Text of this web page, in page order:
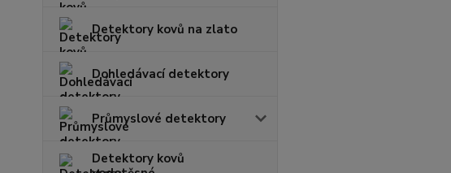
Detektory kovů na zlato
Dohledávací detektory
Průmyslové detektory
Detektory kovů